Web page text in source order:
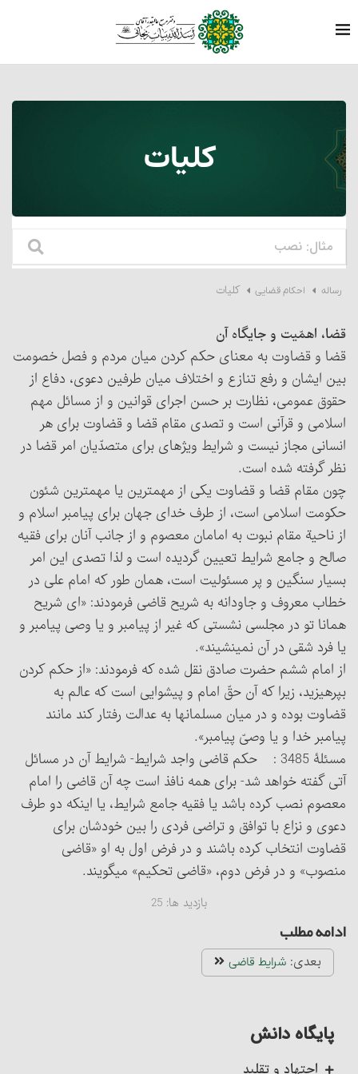
کلیات
رساله احکام قضایی کلیات
قضا، اهمّیت و جایگاه آن
قضا و قضاوت به معنای حکم کردن میان مردم و فصل خصومت
بین ایشان و رفع تنازع و اختلاف میان طرفین دعوی، دفاع از
حقوق عمومی، نظارت بر حسن اجرای قوانین و از مسائل مهم
اسلامی و قرآنی است و تصدی مقام قضا و قضاوت برای هر
انسانی مجاز نیست و شرایط ویژه‏ای برای متصدّیان امر قضا در
نظر گرفته شده است.
چون مقام قضا و قضاوت یکی از مهم‏ترین یا مهم‏ترین شئون
حکومت اسلامی است، از طرف خدای جهان برای پیامبر اسلام‏ و
از ناحیة مقام نبوت‏ به امامان معصوم و از جانب آنان برای فقیه
صالح و جامع شرایط تعیین گردیده است و لذا تصدی این امر
بسیار سنگین و پر مسئولیت است، همان طور که امام علی‏ در
خطاب معروف و جاودانه به شریح قاضی فرمودند: «ای شریح
همانا تو در مجلسی نشستی که غیر از پیامبر و یا وصی پیامبر و
یا فرد شقی در آن نمی‏نشیند».
از امام ششم حضرت صادق‏ نقل شده که فرمودند: «از حکم کردن
بپرهیزید، زیرا که آن حقّ امام و پیشوایی است که عالم به
قضاوت بوده و در میان مسلمانها به عدالت رفتار کند مانند
پیامبر خدا و یا وصیّ ‌پیامبر».
مسئلۀ 3485 : حکم قاضی واجد شرایط- شرایط آن در مسائل
آتی گفته خواهد شد- برای همه نافذ است چه آن قاضی را امام
معصوم‏ نصب کرده باشد یا فقیه جامع شرایط، یا اینکه دو طرف
دعوی و نزاع با توافق و تراضی فردی را بین خودشان برای
قضاوت انتخاب کرده باشند و در فرض اول به او «قاضی
منصوب» و در فرض دوم، «قاضی تحکیم» می‏گویند.
بازدید ها: 25
ادامه مطلب
بعدی: شرایط قاضی‏
پایگاه دانش
اجتهاد و تقلید